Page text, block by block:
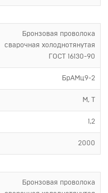
Бронзовая проволока
сварочная холоднотянутая
ГОСТ 16130-90
БрАМц9-2
М, Т
1,2
2000
Бронзовая проволока